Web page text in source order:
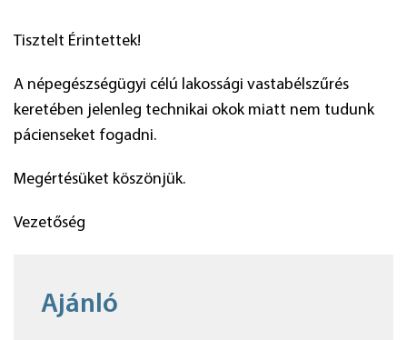
Tisztelt Érintettek!
A népegészségügyi célú lakossági vastabélszűrés
keretében jelenleg technikai okok miatt nem tudunk
pácienseket fogadni.
Megértésüket köszönjük.
Vezetőség
Ajánló